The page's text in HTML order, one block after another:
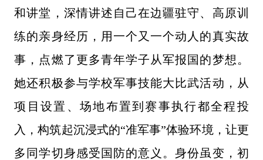
和讲堂，深情讲述自己在边疆驻守、高原训
练的亲身经历，用一个又一个动人的真实故
事，点燃了更多青年学子从军报国的梦想。
她还积极参与学校军事技能大比武活动，从
项目设置、场地布置到赛事执行都全程投
入，构筑起沉浸式的“准军事”体验环境，让更
多同学切身感受国防的意义。身份虽变，初